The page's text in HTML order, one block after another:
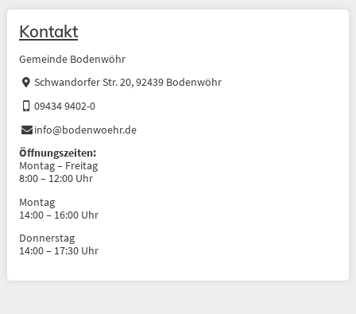
Kontakt
Gemeinde Bodenwöhr
Schwandorfer Str. 20, 92439 Bodenwöhr
09434 9402-0
info@bodenwoehr.de
Öffnungszeiten:
Montag – Freitag
8:00 – 12:00 Uhr
Montag
14:00 – 16:00 Uhr
Donnerstag
14:00 – 17:30 Uhr